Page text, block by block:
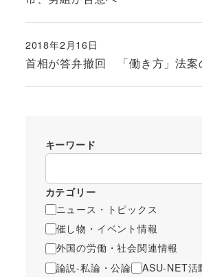
首相が答弁撤回 「働き方」法案
投稿日
2018年2月16日
キーワード
カテゴリー
ニュース・トピックス
催し物・イベント情報
外国の労働・社会関連情報
論説-私論・公論
ASU-NET活